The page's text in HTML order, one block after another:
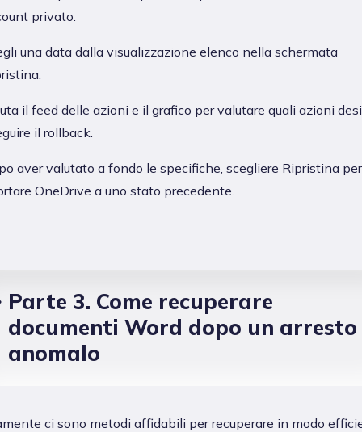
privato.
una data dalla visualizzazione elenco nella schermata
il feed delle azioni e il grafico per valutare quali azioni
il rollback.
aver valutato a fondo le specifiche, scegliere Ripristina per
OneDrive a uno stato precedente.
Parte 3. Come recuperare
documenti Word dopo un arresto
anomalo
ci sono metodi affidabili per recuperare in modo